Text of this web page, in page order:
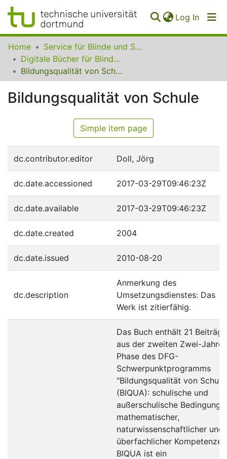
Log In
Communities
Collections
Home
Service für Blinde und Sehbehinderte der UB Dortmund
Digitale Bücher für Blinde und Sehbehinderte
Bildungsqualität von Schule
Bildungsqualität von Schule
Simple item page
dc.contributor.editor Doll, Jörg
dc.date.accessioned 2017-03-29T09:46:23Z
dc.date.available 2017-03-29T09:46:23Z
dc.date.created 2004
dc.date.issued 2010-08-20
dc.description
Anmerkung des
Umsetzungsdienstes: Das
Werk ist zitierfähig.
Das Buch enthält 21 Beiträge
aus der zweiten Zwei-
Phase des DFG-
Schwerpunktprogramms
"Bildungsqualität von Schule
(BIQUA): schulische und
außerschulische
mathematischer,
naturwissenschaftlicher und
überfachlicher
BIQUA ist ein